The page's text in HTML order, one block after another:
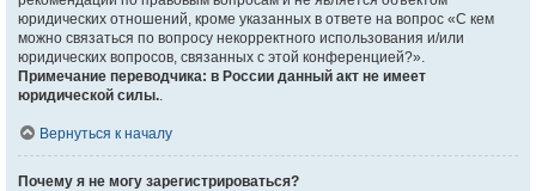
юридических отношений, кроме указанных в ответе на вопрос «С кем
можно связаться по вопросу некорректного использования и/или
юридических вопросов, связанных с этой конференцией?».
Примечание переводчика: в России данный акт не имеет
юридической силы..
Вернуться к началу
Почему я не могу зарегистрироваться?